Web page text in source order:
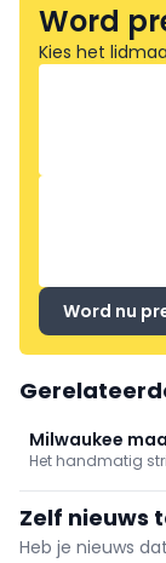
Word
Kies het
Word nu
Milwaukee
stugge kabels
Het handmatig
en zet
Zelf nieuws
Heb je nieuws